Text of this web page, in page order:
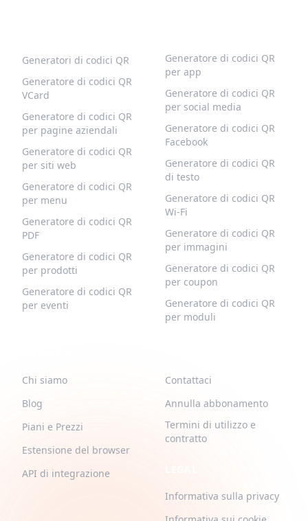
Generatori di codici QR
Generatore di codici QR
VCard
Generatore di codici QR
per pagine aziendali
Generatore di codici QR
per siti web
Generatore di codici QR
per menu
Generatore di codici QR
PDF
Generatore di codici QR
per prodotti
Generatore di codici QR
per eventi
Generatore di codici QR
per app
Generatore di codici QR
per social media
Generatore di codici QR
Facebook
Generatore di codici QR
di testo
Generatore di codici QR
Wi-Fi
Generatore di codici QR
per immagini
Generatore di codici QR
per coupon
Generatore di codici QR
per moduli
Chi siamo
Blog
Piani e Prezzi
Estensione del browser
API di integrazione
Contattaci
Annulla abbonamento
Termini di utilizzo e
contratto
Informativa sulla privacy